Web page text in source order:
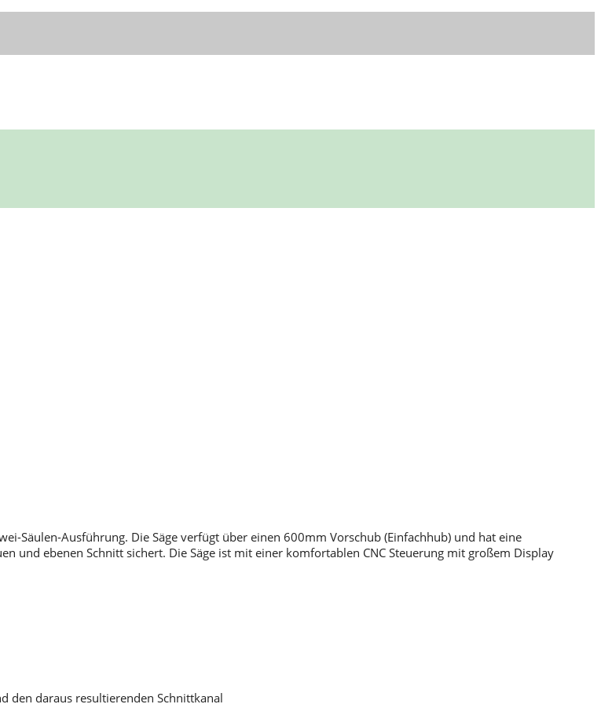
Säulen-Ausführung. Die Säge verfügt über einen 600mm Vorschub (Einfachhub) und hat eine
und ebenen Schnitt sichert. Die Säge ist mit einer komfortablen CNC Steuerung mit großem Display
den daraus resultierenden Schnittkanal